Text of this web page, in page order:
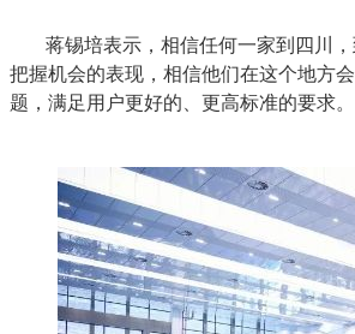
蒋锡培表示，相信任何一家到四川
把握机会的表现，相信他们在这个地方
题，满足用户更好的、更高标准的要求。